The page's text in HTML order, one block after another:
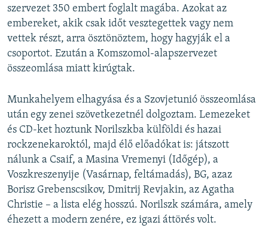
szervezet 350 embert foglalt magába. Azokat az
embereket, akik csak időt vesztegettek vagy nem
vettek részt, arra ösztönöztem, hogy hagyják el a
csoportot. Ezután a Komszomol-alapszervezet
összeomlása miatt kirúgtak.
Munkahelyem elhagyása és a Szovjetunió összeomlása
után egy zenei szövetkezetnél dolgoztam. Lemezeket
és CD-ket hoztunk Norilszkba külföldi és hazai
rockzenekaroktól, majd élő előadókat is: játszott
nálunk a Csaif, a Masina Vremenyi (Időgép), a
Voszkreszenyije (Vasárnap, feltámadás), BG, azaz
Borisz Grebenscsikov, Dmitrij Revjakin, az Agatha
Christie – a lista elég hosszú. Norilszk számára, amely
éhezett a modern zenére, ez igazi áttörés volt.